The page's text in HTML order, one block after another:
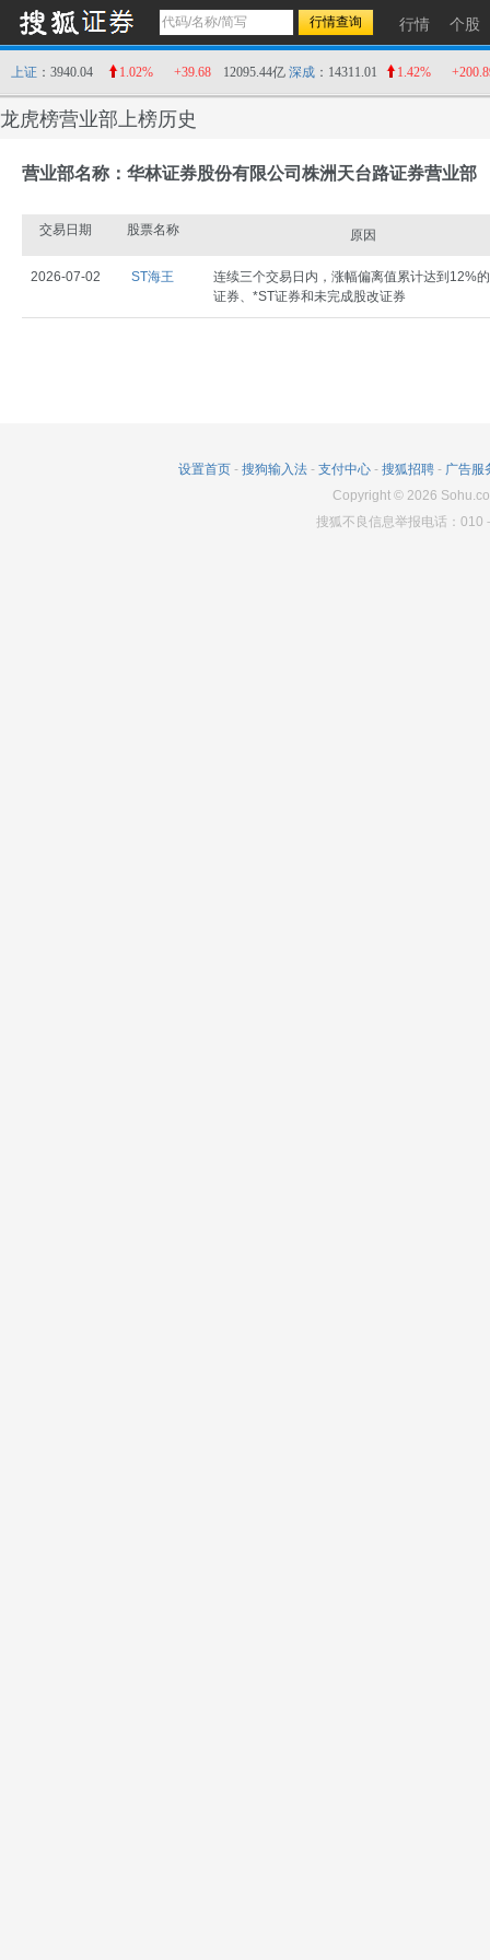
行情 个股
上证 ：3940.04 1.02% +39.68 12095.44亿 深成 ：14311.01 1.42%
龙虎榜营业部上榜历史
营业部名称：华林证券股份有限公司株洲天台路证券营业部
交易日期 股票名称 原因
2026-07-02 ST海王
连续三个交易日内，涨幅偏离值累计达到12%
证券、*ST证券和未完成股改证券
设置首页 - 搜狗输入法 - 支付中心 - 搜狐招聘 - 广告服
Copyright© 2026
搜狐不良信息举报电话：010